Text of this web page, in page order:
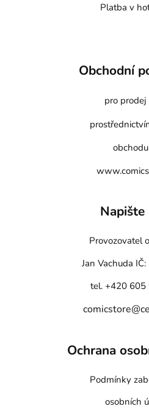
Platba v
Obchodní
pro prodej
Napište
Provozovatel
Jan Vachuda
tel. +420 605
Ochrana
Podmínky
osobních